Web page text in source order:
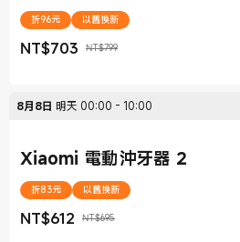
折96元 以舊換新
NT$703
現價 NT$703 NT$799
銷售價格 NT$799
8月8日 明天 00:00 - 10:00
Xiaomi 電動沖牙器 2
折83元 以舊換新
NT$612
現價 NT$612 NT$695
銷售價格 NT$695